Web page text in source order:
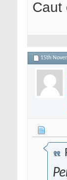
Caut
15th